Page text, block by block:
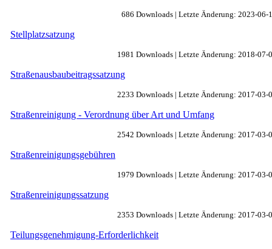
686 Downloads | Letzte Änderung: 2023-06-
Stellplatzsatzung
1981 Downloads | Letzte Änderung: 2018-07-
Straßenausbaubeitragssatzung
2233 Downloads | Letzte Änderung: 2017-03-
Straßenreinigung - Verordnung über Art und Umfang
2542 Downloads | Letzte Änderung: 2017-03-
Straßenreinigungsgebühren
1979 Downloads | Letzte Änderung: 2017-03-
Straßenreinigungssatzung
2353 Downloads | Letzte Änderung: 2017-03-
Teilungsgenehmigung-Erforderlichkeit